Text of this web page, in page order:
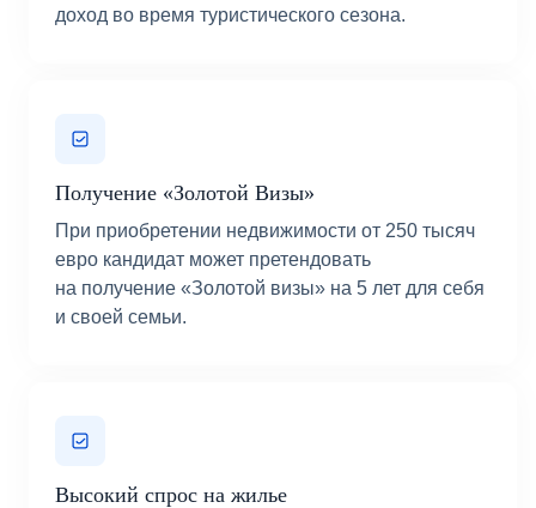
доход во время туристического сезона.
Получение «Золотой Визы»
При приобретении недвижимости от 250 тысяч
евро кандидат может претендовать
на получение «Золотой визы» на 5 лет для себя
и своей семьи.
Высокий спрос на жилье